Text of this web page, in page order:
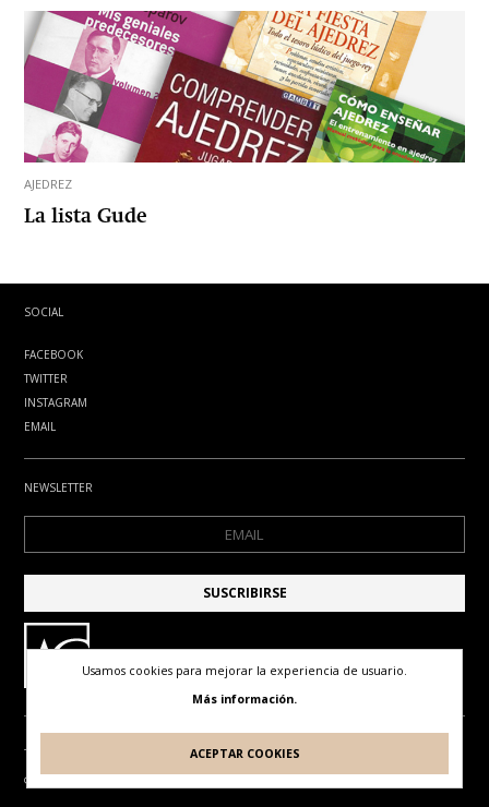
AJEDREZ
La lista Gude
SOCIAL
FACEBOOK
TWITTER
INSTAGRAM
EMAIL
NEWSLETTER
TÉRMINOS DE USO POLÍTICA DE PRIVACIDAD POLÍTICA DE COOKIES
© ANTONIO GUDE. TODOS LOS DERECHOS RESERVADOS
Usamos cookies para mejorar la experiencia de usuario.
Más información.
ACEPTAR COOKIES